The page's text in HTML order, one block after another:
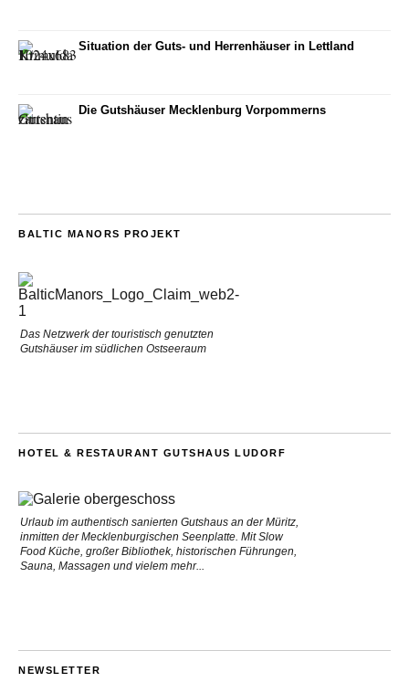
Situation der Guts- und Herrenhäuser in Lettland
Die Gutshäuser Mecklenburg Vorpommerns
BALTIC MANORS PROJEKT
Das Netzwerk der touristisch genutzten
Gutshäuser im südlichen Ostseeraum
HOTEL & RESTAURANT GUTSHAUS LUDORF
Urlaub im authentisch sanierten Gutshaus an der Müritz,
inmitten der Mecklenburgischen Seenplatte. Mit Slow
Food Küche, großer Bibliothek, historischen Führungen,
Sauna, Massagen und vielem mehr...
NEWSLETTER